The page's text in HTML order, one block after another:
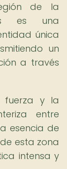
de la
es una
única
un
a través
fuerza y la
entre
esencia de
esta zona
intensa y